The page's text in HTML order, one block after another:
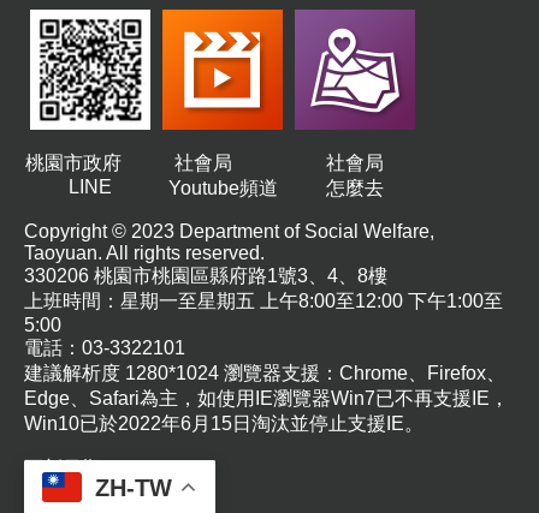
ZH-TW
桃園市政府
LINE
社會局
Youtube頻道
社會局
怎麼去
Copyright © 2023 Department of Social Welfare,
Taoyuan. All rights reserved.
330206 桃園市桃園區縣府路1號3、4、8樓
上班時間：星期一至星期五 上午8:00至12:00 下午1:00至
5:00
電話：03-3322101
建議解析度 1280*1024 瀏覽器支援：Chrome、Firefox、
Edge、Safari為主，如使用IE瀏覽器Win7已不再支援IE，
Win10已於2022年6月15日淘汰並停止支援IE。
更新日期
瀏覽人次6048